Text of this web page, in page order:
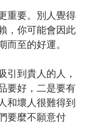
重要。別人覺得
，你可能會因此
至的好運。
引到貴人的人，
要好，二是要有
和壞人很難得到
要麼不願意付